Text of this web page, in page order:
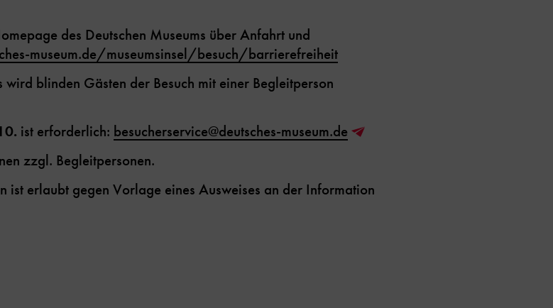
des Deutschen Museums über Anfahrt und
museum.de/museumsinsel/besuch/barrierefreiheit
blinden Gästen der Besuch mit einer Begleitperson
ist erforderlich: besucherservice@deutsches-museum.de
zzgl. Begleitpersonen.
ist erlaubt gegen Vorlage eines Ausweises an der Information